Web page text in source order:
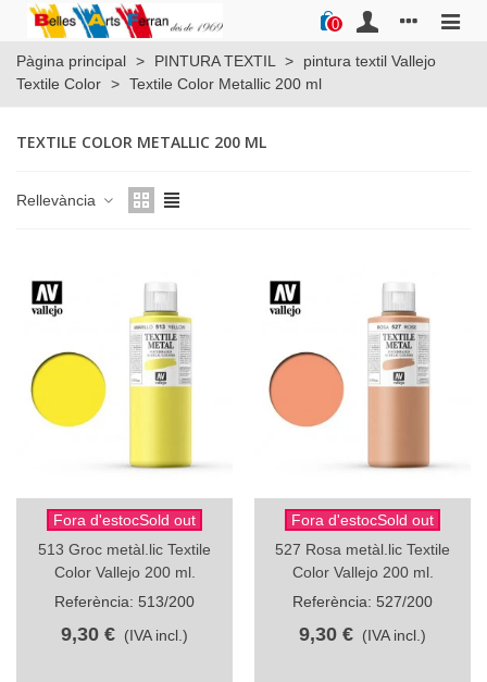
0
Pàgina principal > PINTURA TEXTIL >
pintura textil Vallejo
Textile Color > Textile Color Metallic 200 ml
TEXTILE COLOR METALLIC 200 ML
Rellevància
Fora d'estocSold out
513 Groc metàl.lic Textile
Color Vallejo 200 ml.
Referència: 513/200
9,30 € (IVA incl.)
Fora d'estocSold out
527 Rosa metàl.lic Textile
Color Vallejo 200 ml.
Referència: 527/200
9,30 € (IVA incl.)